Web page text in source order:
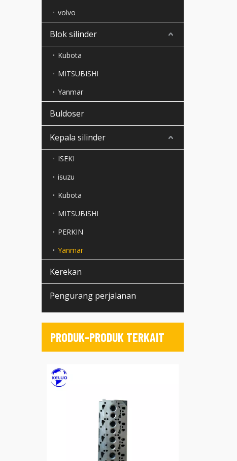
volvo
Blok silinder
Kubota
MITSUBISHI
Yanmar
Buldoser
Kepala silinder
ISEKI
isuzu
Kubota
MITSUBISHI
PERKIN
Yanmar
Kerekan
Pengurang perjalanan
PRODUK-PRODUK TERKAIT